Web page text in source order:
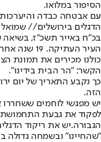
הסיפור במלואו.
עם אבטחה כבדה
הדגלים בירושלים// שמואל
בכ"ח באייר תשכ"ז,
העיר
כולנו מכירים את תמונת
הקשר: "הר הבית בידינו".
כך נקבע התאריך של יום
הזה.
יש מפגשי לוחמים ששחררו
לפקוד את גבעת התחמושת,
הגבורה.יש את ריקוד
"שהחיינו" ובשמחה גדולה